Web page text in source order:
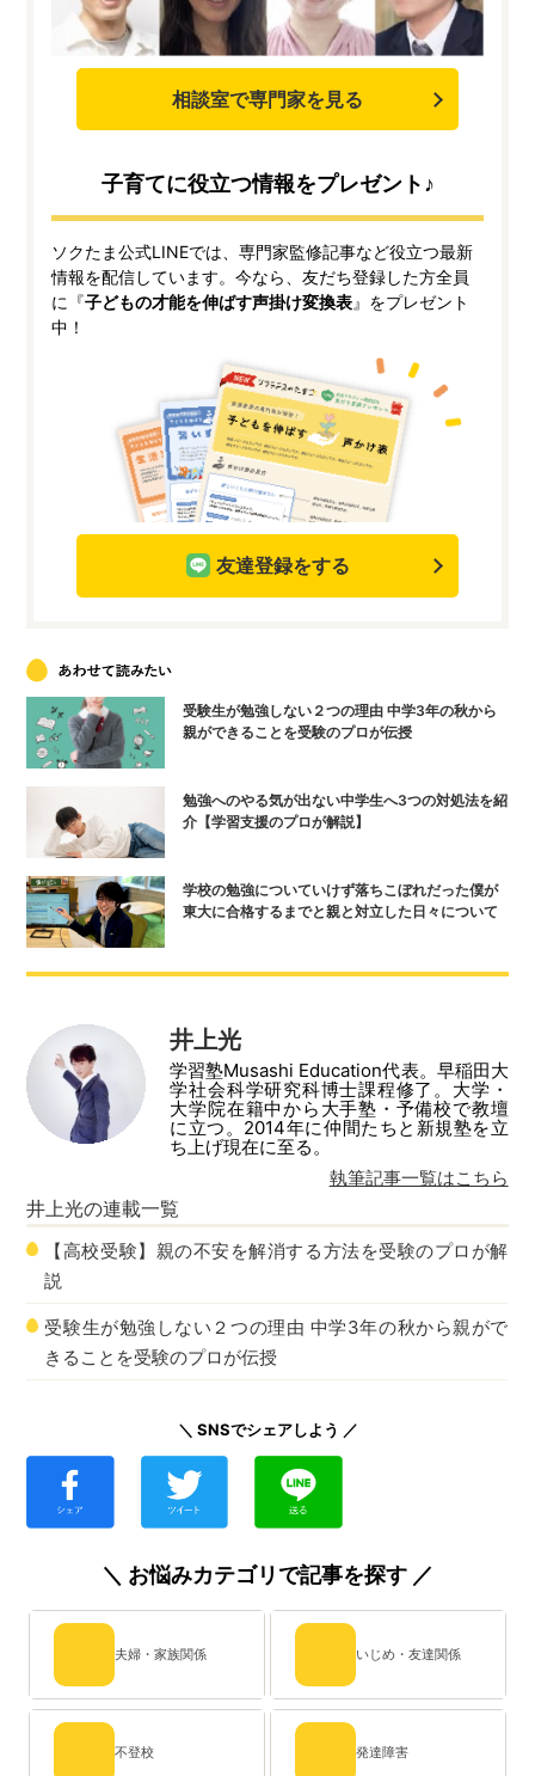
相談室で専門家を見る
子育てに役立つ情報をプレゼント♪
ソクたま公式LINEでは、専門家監修記事など役立つ最新
情報を配信しています。今なら、友だち登録した方全員
に『子どもの才能を伸ばす声掛け変換表』をプレゼント
中！
友達登録をする
受験生が勉強しない２つの理由 中学3年の秋から
親ができることを受験のプロが伝授
勉強へのやる気が出ない中学生へ3つの対処法を紹
介【学習支援のプロが解説】
学校の勉強についていけず落ちこぼれだった僕が
東大に合格するまでと親と対立した日々について
井上光
学習塾Musashi Education代表。早稲田大
学社会科学研究科博士課程修了。大学・
大学院在籍中から大手塾・予備校で教壇
に立つ。2014年に仲間たちと新規塾を立
ち上げ現在に至る。
執筆記事一覧はこちら
井上光の連載一覧
【高校受験】親の不安を解消する方法を受験のプロが解
説
受験生が勉強しない２つの理由 中学3年の秋から親がで
きることを受験のプロが伝授
＼ SNSでシェアしよう ／
＼ お悩みカテゴリで記事を探す ／
夫婦・家族関係 いじめ・友達関係
不登校 発達障害